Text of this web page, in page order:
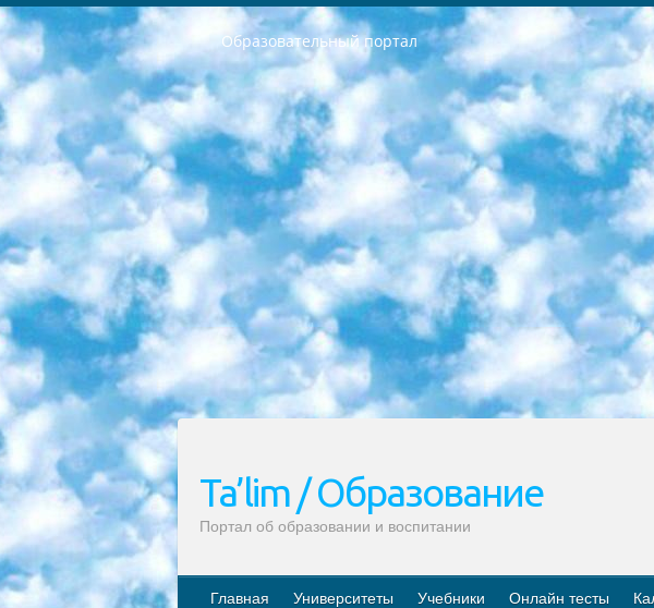
Образовательный портал
РЕСПУБЛИКА УЗБЕКИСТАН МИНИСТРЕРСТВО ДОШКОЛЬНОГО И ШКОЛЬНОГО ОБРАЗОВАНИЯ КОМАНДА в общеобразовательных учреждениях в 2023-2024 учебном году организация и проведение итоговой государственной аттестации обучающихся о Министра дошкольного и школьного образования Республики Узбекистан от 4 марта 2008 года (постановлением Минюста от 20 марта 2008 года № 1778 государственной регистрации) «Итоговое состояние учащихся общего среднего образования на основании положения об утверждении положения об аттестации общего среднего образования выпускной экзамен студентов в образовательных учреждениях в 2023-2024 учебном году В целях организации и прохождения аттестации приказываю: 1. Следующее: перечень предметов, по которым будет проводиться итоговая государственная аттестация и экзамен формы перевода согласно приложению 1; сертификаты международного образца, оценивающие уровень владения иностранными языками перечень согласно приложению 2; 2. Педагогический при специализированных образовательных учреждениях. научно-практический центр квалификации и международной оценки (Д.Давидова) 2024 г. До 25 марта: задания по предметам, по которым будет проводиться итоговая аттестация разработка и утверждение технических условий; итоговая аттестация на основании разработанного предметного задания разработка вопросов по предметам (устно и письменно), экзамен передача; общеобразовательные средние школы и специальные учебные заведения учащиеся выпускных классов школ и интернатов в агентской системе подготовка базы данных экзаменационных материалов и критериев оценки; перевод базы экзаменационных материалов на все языки обучения подать в Республиканский образовательный центр для изготовления; варианты экзаменов на основе разработанных контрольных материалов пусть будут поставлены задачи формирования. 3. Республиканский образовательный центр (Ш.Худайкулов) до 5 апреля 2024 года. до: база данных предоставленных экзаменационных материалов на все языки обучения перевод и экспертиза; для слепых, слабовидящих, глухих, слабослышащих и умственно отсталых детей учащиеся выпускных классов специализированных школ и школ-интернатов база данных экзаменационных материалов на всех преподаваемых языках подготовка критериев оценки; специализированные школы для умственно отсталых детей и технологии для учащихся выпускных классов школ-интернатов разработка соответствующих рекомендаций и критериев проведения ЕГЭ по естествознанию давать задания. 4. Педагогический при специализированных образовательных учреждениях. Научно-практический центр навыков и международной оценки (Д.Давидова), Республика образовательный центр (Худайкулов Ш.) итоговый государственный аттестационный экзамен ориентирован на творческое и логическое мышление при подготовке базы материалов учитывать введение заданий. 5. Следует отметить, что: сертификат государственного образца о знании общеобразовательного предмета и как минимум национальный уровень B1 по предметам на иностранных языках, указанным в Приложении 2. или международно признанный сертификат эквивалентного уровня студенты, изучающие определенный предмет, освобождаются от экзамена; по соответствующим предметам запланирована итоговая государственная аттестация за день до дня, путем жеребьевки Рабочей группой (в письменной форме по предметам, проводимым в форме) из числа сформированных вариантов выбрано 2 варианта; 2 выбранных варианта экзамена анонсированы на официальном сайте министерства и все выпускники по всей стране на основе этих вариантов проводит итоговую государственную аттестацию. 6. Государственное образование учащихся средних общеобразовательных учреждений. знания в соответствии с квалификационными требованиями, которые необходимо приобрести на основании стандартов итоговый (выпускной) контроль для 9 и 11 классов в целях тестирования Экзамены (далее – экзамены) состоят из предметов, перечисленных в приложении 1. будет сделано. 7. Экзамены пройдут с 26 мая по 15 июня 2024 г. (кроме науки физического воспитания). 8. Физическая для учащихся 9 классов общесредних образовательных
Ta’lim / Образование
Портал об образовании и воспитании
Главная Университеты Учебники Онлайн тесты